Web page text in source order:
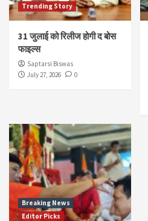
Trending Story
31 जुलाई को रिलीज होगी द बोस
फाइल्स
Saptarsi Biswas
July 27, 2026
0
Breaking News
Editor Picks